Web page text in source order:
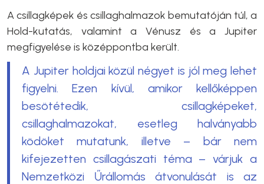
A csillagképek és csillaghalmazok bemutatóján túl, a
Hold-kutatás, valamint a Vénusz és a Jupiter
megfigyelése is középpontba került.
A Jupiter holdjai közül négyet is jól meg lehet
figyelni. Ezen kívül, amikor kellőképpen
besötétedik, csillagképeket,
csillaghalmazokat, esetleg halványabb
ködöket mutatunk, illetve – bár nem
kifejezetten csillagászati téma – várjuk a
Nemzetközi Űrállomás átvonulását is az